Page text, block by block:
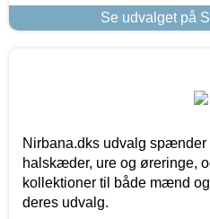
Se udvalget på
Nirbana.dks udvalg spænder
halskæder, ure og øreringe,
kollektioner til både mænd
deres udvalg.